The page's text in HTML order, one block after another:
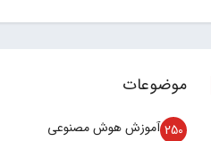
موضوعات
آموزش هوش مصنوعی 250